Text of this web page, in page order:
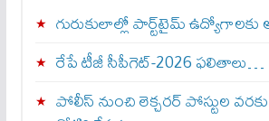
గురుకులాల్లో పార్ట్‌టైమ్
రేపే టీజీ సీపీగెట్‌-2026 ఫలితాలు…
పోలీస్ నుంచి లెక్చరర్ పోస్టుల